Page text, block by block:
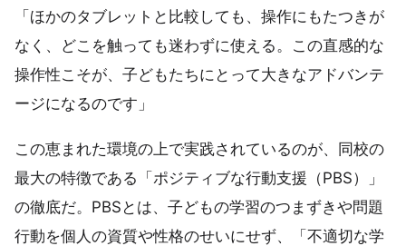
「ほかのタブレットと比較しても、操作にもたつきが
なく、どこを触っても迷わずに使える。この直感的な
操作性こそが、子どもたちにとって大きなアドバンテ
ージになるのです」
この恵まれた環境の上で実践されているのが、同校の
最大の特徴である「ポジティブな行動支援（PBS）」
の徹底だ。PBSとは、子どもの学習のつまずきや問題
行動を個人の資質や性格のせいにせず、「不適切な学